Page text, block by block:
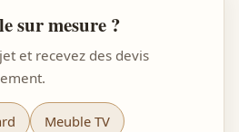
sur mesure ?
et recevez des devis
Meuble TV